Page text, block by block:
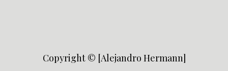
Copyright © [Alejandro Hermann]